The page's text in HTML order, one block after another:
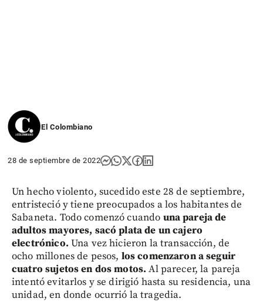
El Colombiano
28 de septiembre de 2022
Un hecho violento, sucedido este 28 de septiembre,
entristeció y tiene preocupados a los habitantes de
Sabaneta. Todo comenzó cuando una pareja de
adultos mayores, sacó plata de un cajero
electrónico. Una vez hicieron la transacción, de
ocho millones de pesos, los comenzaron a seguir
cuatro sujetos en dos motos. Al parecer, la pareja
intentó evitarlos y se dirigió hasta su residencia, una
unidad, en donde ocurrió la tragedia.